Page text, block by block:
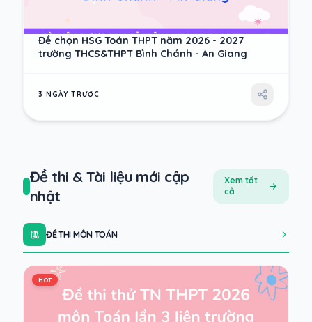
Đề chọn HSG Toán THPT năm 2026 - 2027
trường THCS&THPT Bình Chánh - An Giang
3 NGÀY TRƯỚC
Đề thi & Tài liệu mới cập
nhật
Xem tất
cả
ĐỀ THI MÔN TOÁN
HOT